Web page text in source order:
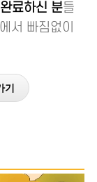
료하신 분들
서 빠짐없이